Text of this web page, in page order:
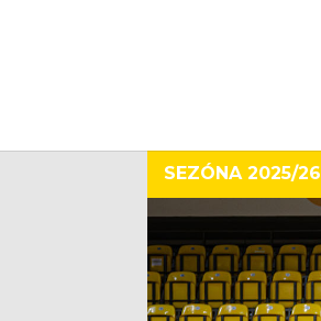
SEZÓNA 2025/26